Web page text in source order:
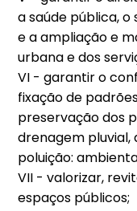
a saúde pública,
e a ampliação e
urbana e dos
VI - garantir o
fixação de
preservação dos
drenagem
poluição:
VII - valorizar,
espaços públicos;